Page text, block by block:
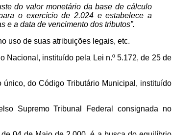
do valor monetário da base de cálculo
o exercício de 2.024 e estabelece a
e a data de vencimento dos tributos”.
uso de suas atribuições legais, etc.
Nacional, instituído pela Lei n.º 5.172, de 25 de
do Código Tributário Municipal, instituído
Supremo Tribunal Federal consignada no